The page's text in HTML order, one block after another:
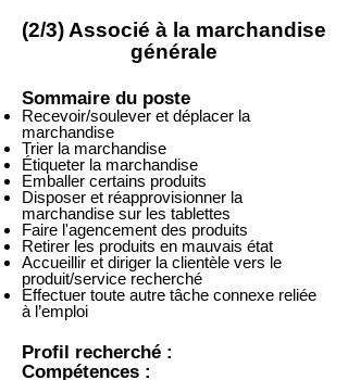
(2/3) Associé à la marchandise
générale
Sommaire du poste
Recevoir/soulever et déplacer la
marchandise
Trier la marchandise
Étiqueter la marchandise
Emballer certains produits
Disposer et réapprovisionner la
marchandise sur les tablettes
Faire l'agencement des produits
Retirer les produits en mauvais état
Accueillir et diriger la clientèle vers le
produit/service recherché
Effectuer toute autre tâche connexe reliée
à l’emploi
Profil recherché :
Compétences :